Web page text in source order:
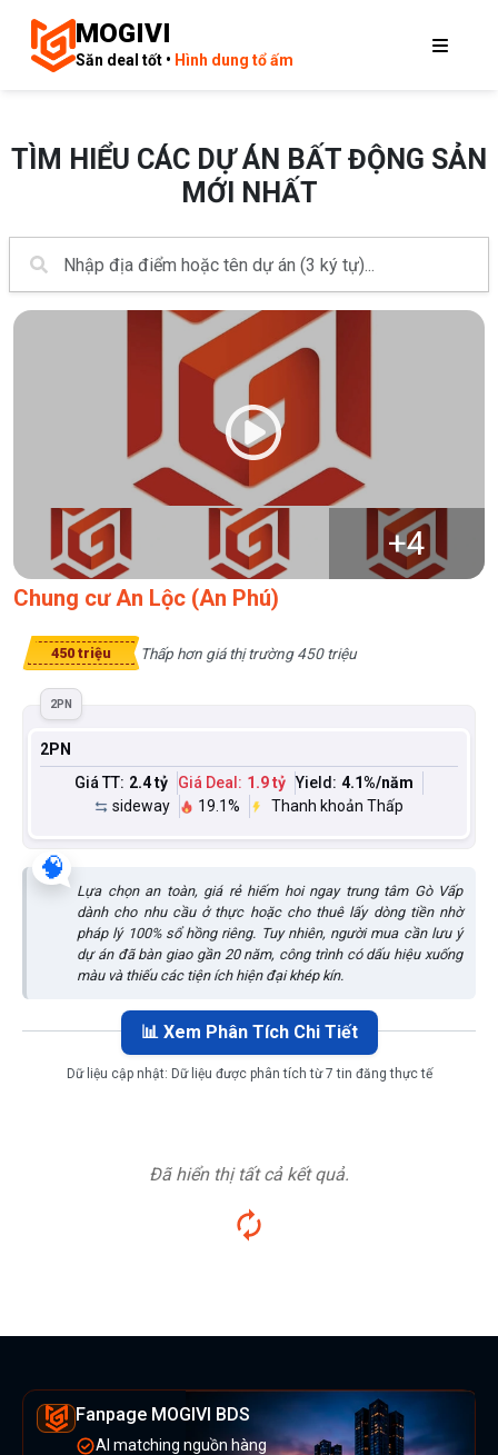
MOGIVI
Săn deal tốt • Hình dung tổ ấm
TÌM HIỂU CÁC DỰ ÁN BẤT ĐỘNG SẢN
MỚI NHẤT
+4
Chung cư An Lộc (An Phú)
450 triệu Thấp hơn giá thị trường 450 triệu
2PN
2PN
Giá TT: 2.4 tỷ Giá Deal: 1.9 tỷ Yield: 4.1%/năm
sideway
19.1% Thanh khoản Thấp
🧠
Lựa chọn an toàn, giá rẻ hiếm hoi ngay trung tâm Gò Vấp
dành cho nhu cầu ở thực hoặc cho thuê lấy dòng tiền nhờ
pháp lý 100% sổ hồng riêng. Tuy nhiên, người mua cần lưu ý
dự án đã bàn giao gần 20 năm, công trình có dấu hiệu xuống
màu và thiếu các tiện ích hiện đại khép kín.
📊 Xem Phân Tích Chi Tiết
Dữ liệu cập nhật: Dữ liệu được phân tích từ 7 tin đăng thực tế
Đã hiển thị tất cả kết quả.
Fanpage MOGIVI BDS
AI matching nguồn hàng